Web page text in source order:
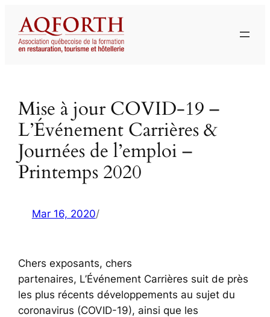
contenu
Mise à jour COVID-19 –
L’Événement Carrières &
Journées de l’emploi –
Printemps 2020
Mar 16, 2020/
Chers exposants, chers
partenaires, L’Événement Carrières suit de près
les plus récents développements au sujet du
coronavirus (COVID-19), ainsi que les